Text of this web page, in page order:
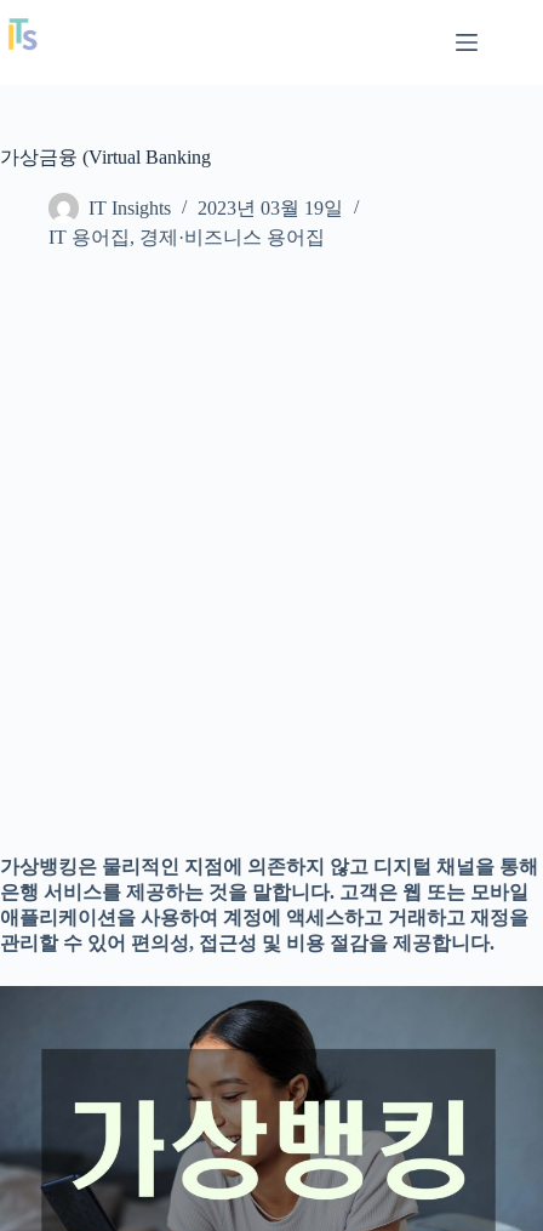
뛰
IT Insights
가상금융 (Virtual Banking
IT Insights
2023년 03월 19일
IT 용어집, 경제·비즈니스 용어집
가상뱅킹은 물리적인 지점에 의존하지 않고 디지털 채널을 통해
은행 서비스를 제공하는 것을 말합니다. 고객은 웹 또는 모바일
애플리케이션을 사용하여 계정에 액세스하고 거래하고 재정을
관리할 수 있어 편의성, 접근성 및 비용 절감을 제공합니다.